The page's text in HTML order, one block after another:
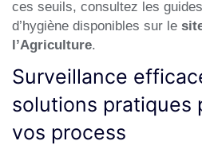
ces seuils, consultez les
d’hygiène disponibles sur le
l’Agriculture.
Surveillance
solutions pratiques
vos process